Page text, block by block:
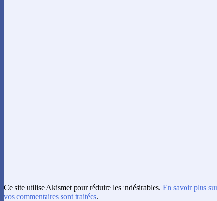
Ce site utilise Akismet pour réduire les indésirables. En savoir plus
vos commentaires sont traitées.